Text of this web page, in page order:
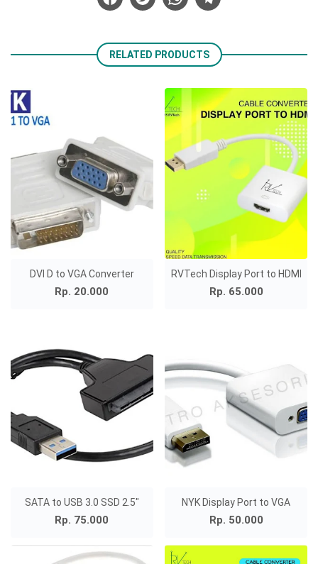
RELATED PRODUCTS
DVI D to VGA Converter
Rp. 20.000
RVTech Display Port to HDMI
Rp. 65.000
SATA to USB 3.0 SSD 2.5"
Rp. 75.000
NYK Display Port to VGA
Rp. 50.000